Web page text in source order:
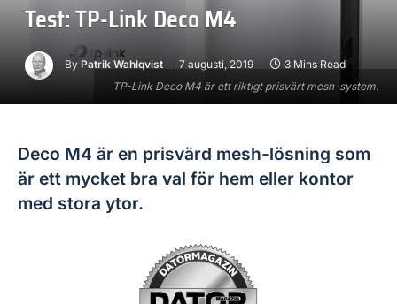
TP-Link Deco M4 är ett riktigt prisvärt mesh-system.
Test: TP-Link Deco M4
By Patrik Wahlqvist 7 augusti, 2019 3 Mins Read
Deco M4 är en prisvärd mesh-lösning som
är ett mycket bra val för hem eller kontor
med stora ytor.